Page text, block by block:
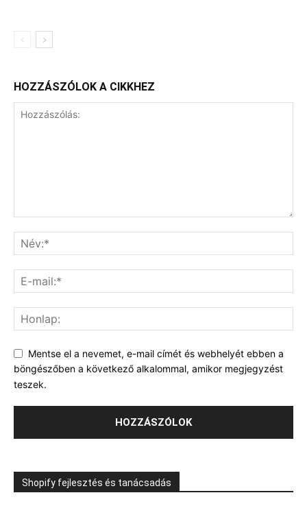
HOZZÁSZÓLOK A CIKKHEZ
Mentse el a nevemet, e-mail címét és webhelyét ebben a
böngészőben a következő alkalommal, amikor megjegyzést
teszek.
Shopify fejlesztés és tanácsadás